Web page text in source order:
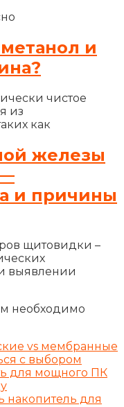
и
чистое
из
как
железы
и причины
щитовидки –
выявлении
необходимо
vs мембранные
с выбором
для мощного ПК
накопитель для